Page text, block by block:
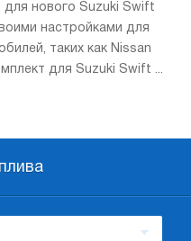
нового Suzuki Swift
настройками для
таких как Nissan
для Suzuki Swift ...